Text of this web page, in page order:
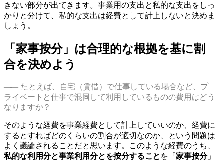
きない部分が出てきます。事業用の支出と私的な支出をしっ
かりと分けて、私的な支出は経費として計上しないと決めま
しょう。
「家事按分」は合理的な根拠を基に割
合を決めよう
たとえば、自宅（賃借）で仕事している場合など、プ
ライベートと仕事で混同して利用しているものの費用はどう
なりますか？
そのような経費を事業経費として計上していいのか、経費に
するとすればどのくらいの割合が適切なのか、という問題は
よく議論されることだと思います。このような経費のうち、
私的な利用分と事業利用分とを按分すること を「 家事按分」